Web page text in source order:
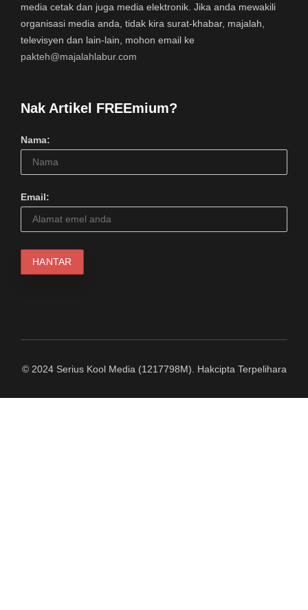
media cetak dan juga media elektronik. Jika anda mewakili
organisasi media anda, tidak kira surat-khabar, majalah,
televisyen dan lain-lain, mohon email ke
pakteh@majalahlabur.com
Nak Artikel FREEmium?
Nama:
Email:
© 2024 Serius Kool Media (1217798M). Hakcipta Terpelihara